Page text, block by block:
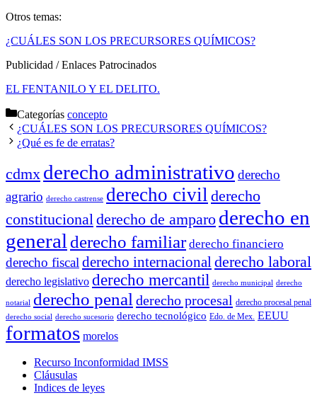
Otros temas:
¿CUÁLES SON LOS PRECURSORES QUÍMICOS?
Publicidad / Enlaces Patrocinados
EL FENTANILO Y EL DELITO.
Categorías concepto
¿CUÁLES SON LOS PRECURSORES QUÍMICOS?
¿Qué es fe de erratas?
cdmx derecho administrativo derecho
agrario derecho castrense derecho civil derecho
constitucionalderecho de amparo derecho en
general derecho familiar derecho financiero
derecho fiscal derecho internacionalderecho laboral
derecho legislativo derecho mercantil derecho municipal derecho
notarial derecho penal derecho procesal derecho procesal penal
derecho social derecho sucesorio derecho tecnológico Edo. de Mex. EEUU
formatos morelos
Recurso Inconformidad IMSS
Cláusulas
Indices de leyes